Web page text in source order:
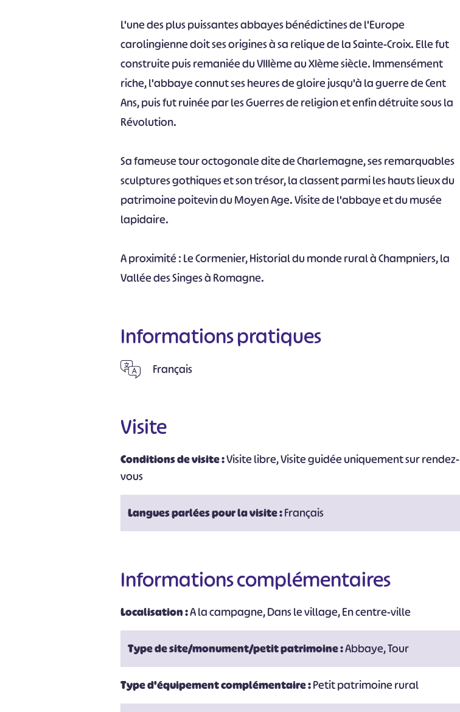
L'une des plus puissantes abbayes bénédictines de l'Europe
carolingienne doit ses origines à sa relique de la Sainte-Croix. Elle fut
construite puis remaniée du VIIIème au XIème siècle. Immensément
riche, l'abbaye connut ses heures de gloire jusqu'à la guerre de Cent
Ans, puis fut ruinée par les Guerres de religion et enfin détruite sous la
Révolution.
Sa fameuse tour octogonale dite de Charlemagne, ses remarquables
sculptures gothiques et son trésor, la classent parmi les hauts lieux du
patrimoine poitevin du Moyen Age. Visite de l'abbaye et du musée
lapidaire.
A proximité : Le Cormenier, Historial du monde rural à Champniers, la
Vallée des Singes à Romagne.
Informations pratiques
Français
Visite
Conditions de visite :Visite libre, Visite guidée uniquement sur rendez-
vous
Langues parlées pour la visite :Français
Informations complémentaires
Localisation :A la campagne, Dans le village, En centre-ville
Type de site/monument/petit patrimoine :Abbaye, Tour
Type d'équipement complémentaire :Petit patrimoine rural